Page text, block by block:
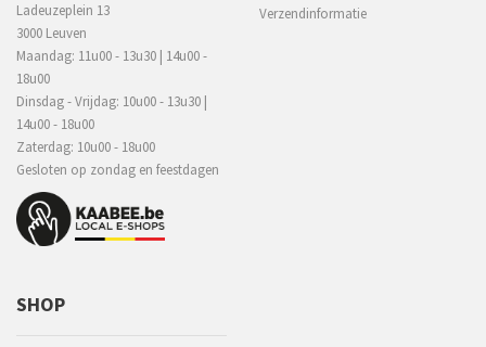
Ladeuzeplein 13
3000 Leuven
Maandag: 11u00 - 13u30 | 14u00 -
18u00
Dinsdag - Vrijdag: 10u00 - 13u30 |
14u00 - 18u00
Zaterdag: 10u00 - 18u00
Gesloten op zondag en feestdagen
Verzendinformatie
SHOP